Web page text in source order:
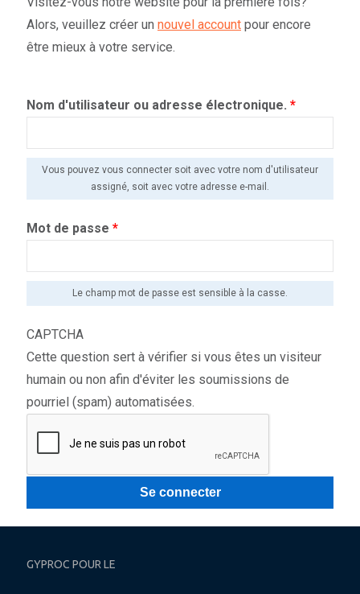
Alors, veuillez créer un nouvel account pour encore
être mieux à votre service.
Nom d'utilisateur ou adresse électronique. *
Vous pouvez vous connecter soit avec votre nom d'utilisateur
assigné, soit avec votre adresse e-mail.
Mot de passe *
Le champ mot de passe est sensible à la casse.
CAPTCHA
Cette question sert à vérifier si vous êtes un visiteur
humain ou non afin d'éviter les soumissions de
pourriel (spam) automatisées.
GYPROC POUR LE